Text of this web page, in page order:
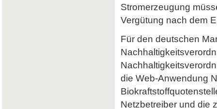
Stromerzeugung
Vergütung nach dem
Für den deutschen
die Web-Anwendung
Netzbetreiber und die